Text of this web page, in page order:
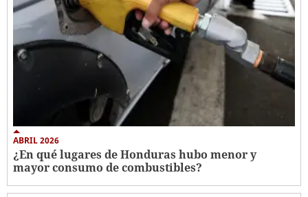
ABRIL 2026
¿En qué lugares de Honduras hubo menor y
mayor consumo de combustibles?